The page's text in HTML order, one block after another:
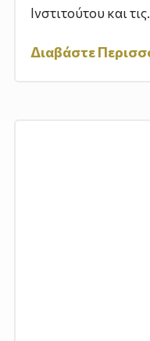
Ινστιτούτου και
Διαβάστε